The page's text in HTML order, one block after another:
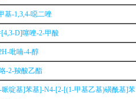
基-1,3,4-噁二唑
D]噻唑-2-甲酸
吡喃-4-醇
-2-羧酸乙酯
啶基]苯基]-N4-[2-[(1-甲基乙基)磺酰基]苯